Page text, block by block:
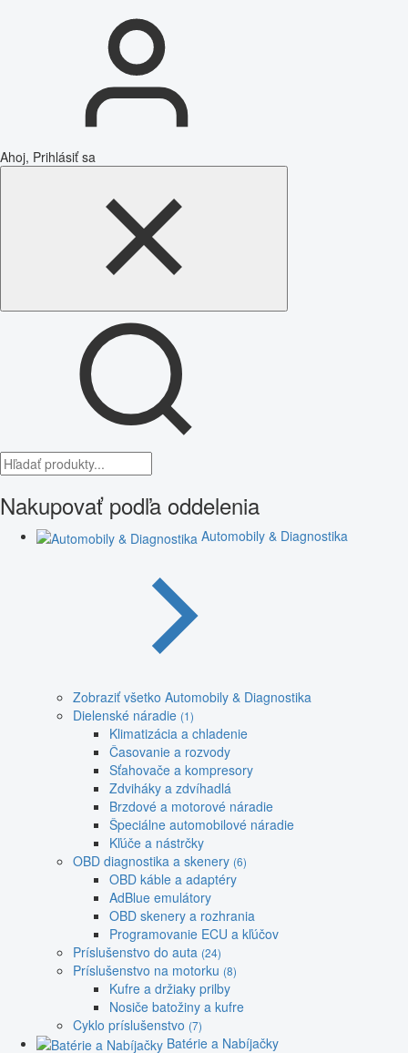
Ahoj, Prihlásiť sa
Nakupovať podľa oddelenia
Automobily & Diagnostika
Zobraziť všetko Automobily & Diagnostika
Dielenské náradie (1)
Klimatizácia a chladenie
Časovanie a rozvody
Sťahovače a kompresory
Zdviháky a zdvíhadlá
Brzdové a motorové náradie
Špeciálne automobilové náradie
Kľúče a nástrčky
OBD diagnostika a skenery (6)
OBD káble a adaptéry
AdBlue emulátory
OBD skenery a rozhrania
Programovanie ECU a kľúčov
Príslušenstvo do auta (24)
Príslušenstvo na motorku (8)
Kufre a držiaky prilby
Nosiče batožiny a kufre
Cyklo príslušenstvo (7)
Batérie a Nabíjačky